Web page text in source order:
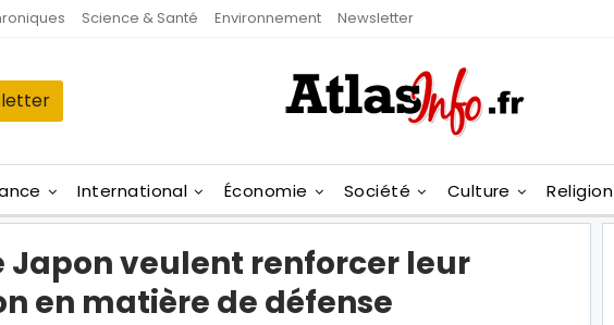
Science & Santé Environnement Newsletter
International Économie Société Culture Religion
Japon veulent renforcer leur
en matière de défense